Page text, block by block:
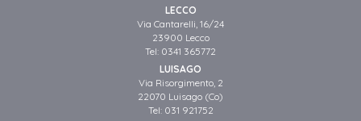
LECCO
Via Cantarelli, 16/24
23900 Lecco
Tel: 0341 365772
LUISAGO
Via Risorgimento, 2
22070 Luisago (Co)
Tel: 031 921752